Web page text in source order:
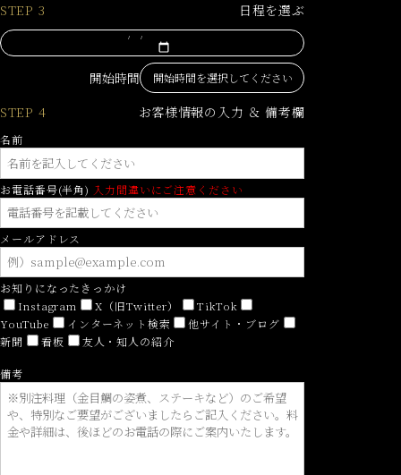
STEP 3 日程を選ぶ
開始時間
STEP 4
お客様情報の入力 ＆ 備考欄
名前
お電話番号(半角) 入力間違いにご注意ください
メールアドレス
お知りになったきっかけ
Instagram
X（旧Twitter）
TikTok
YouTube
インターネット検索
他サイト・ブログ
新聞
看板 友人・知人の紹介
備考